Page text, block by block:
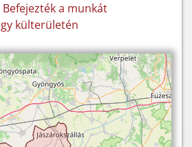
Befejezték a munkát
külterületén